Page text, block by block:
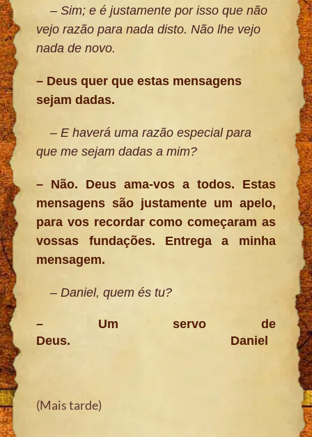
– Sim; e é justamente por isso que não
vejo razão para nada disto. Não lhe vejo
nada de novo.
– Deus quer que estas mensagens
sejam dadas.
– E haverá uma razão especial para
que me sejam dadas a mim?
– Não. Deus ama-vos a todos. Estas
mensagens são justamente um apelo,
para vos recordar como começaram as
vossas fundações. Entrega a minha
mensagem.
– Daniel, quem és tu?
– Um servo de
Deus. Daniel
(Mais tarde)